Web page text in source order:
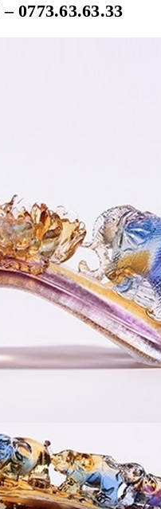
0773.63.63.33